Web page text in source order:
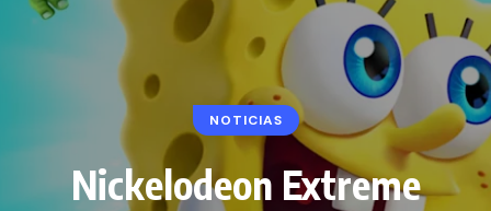
NOTICIAS
Nickelodeon Extreme